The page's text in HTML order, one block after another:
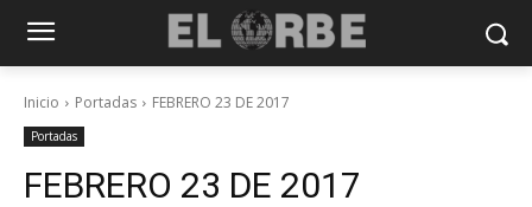
Inicio Portadas FEBRERO 23 DE 2017
Portadas
FEBRERO 23 DE 2017